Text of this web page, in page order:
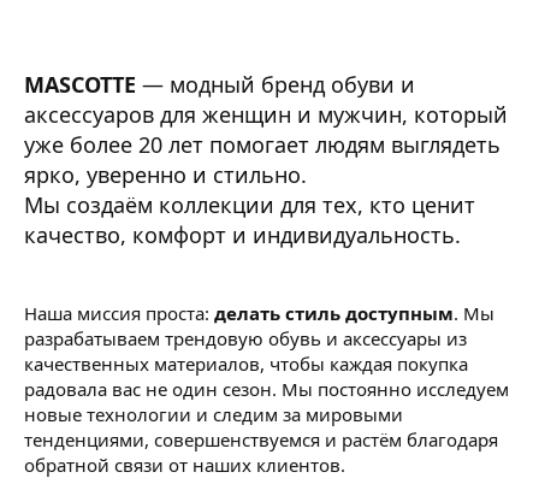
MASCOTTE — модный бренд обуви и
аксессуаров для женщин и мужчин, который
уже более 20 лет помогает людям выглядеть
ярко, уверенно и стильно.
Мы создаём коллекции для тех, кто ценит
качество, комфорт и индивидуальность.
Наша миссия проста: делать стиль доступным. Мы
разрабатываем трендовую обувь и аксессуары из
качественных материалов, чтобы каждая покупка
радовала вас не один сезон. Мы постоянно исследуем
новые технологии и следим за мировыми
тенденциями, совершенствуемся и растём благодаря
обратной связи от наших клиентов.